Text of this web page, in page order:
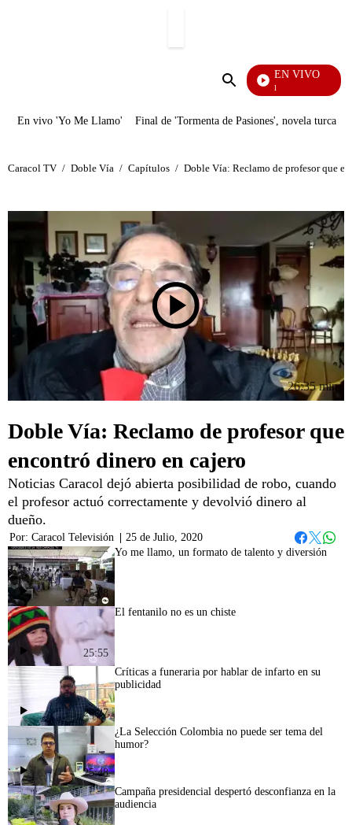
Enviar
EN VIVO
Noticias Caracol
En vivo 'Yo Me Llamo' Final de 'Tormenta de Pasiones', novela turca
Caracol TV / Doble Vía / Capítulos / Doble Vía: Reclamo de profesor que
26:35 min
Doble Vía: Reclamo de profesor que
encontró dinero en cajero
Noticias Caracol dejó abierta posibilidad de robo, cuando
el profesor actuó correctamente y devolvió dinero al
dueño.
Por: Caracol Televisión
25 de Julio, 2020
Facebook
Twitter
25:08
Yo me llamo, un formato de talento y diversión
25:55
El fentanilo no es un chiste
26:27
Críticas a funeraria por hablar de infarto en su
publicidad
25:48
¿La Selección Colombia no puede ser tema del
humor?
Campaña presidencial despertó desconfianza en la
audiencia